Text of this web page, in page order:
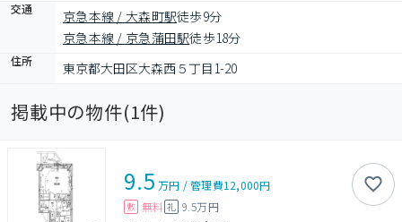
交通 京急本線 / 大森町駅徒歩9分
京急本線 / 京急蒲田駅徒歩18分
住所 東京都大田区大森西５丁目1-20
掲載中の物件(1件)
9.5 万円 /管理費12,000円
敷 無料 礼 9.5万円